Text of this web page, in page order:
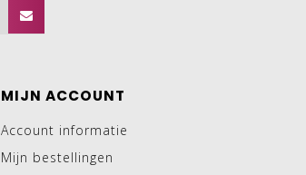
MIJN ACCOUNT
Account informatie
Mijn bestellingen